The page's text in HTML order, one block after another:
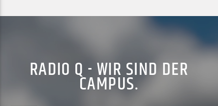
RADIO Q - WIR SIND DER
CAMPUS.